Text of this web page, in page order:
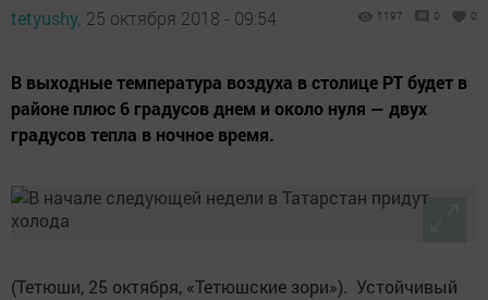
tetyushy, 25 октября 2018 - 09:54 1197 0 0
В выходные температура воздуха в столице РТ будет в
районе плюс 6 градусов днем и около нуля — двух
градусов тепла в ночное время.
(Тетюши, 25 октября, «Тетюшские зори»). Устойчивый